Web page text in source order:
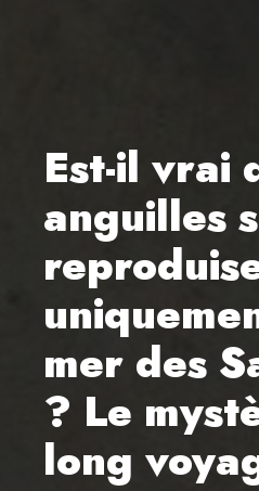
Est-il vrai
anguilles
mer des
? Le
long